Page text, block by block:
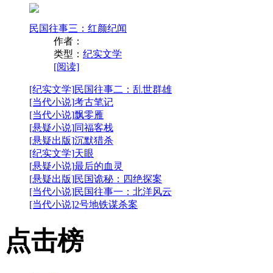
民国往事三：红颜纪闻
作者：
类型： 纪实文学
[阅读]
[纪实文学]民国往事二：乱世群雄
[当代小说]考古笔记
[当代小说]飘零雁
[悬疑小说]同福客栈
[悬疑出版]沉默猎杀
[纪实文学]天眼
[悬疑小说]最后的血灵
[悬疑出版]民国诡秘：四绝探案
[当代小说]民国往事一：北洋风云
[当代小说]2号地铁谋杀案
点击榜